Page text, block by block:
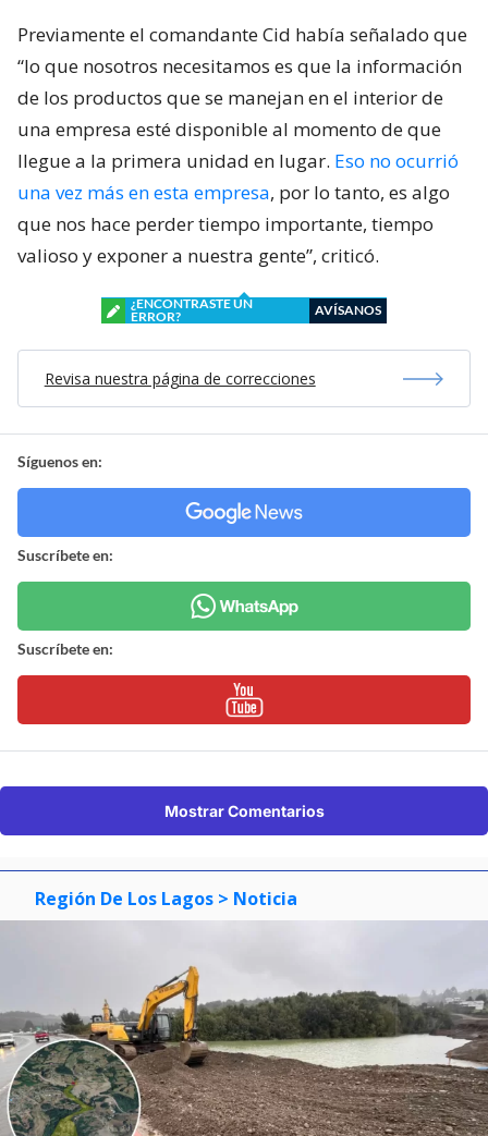
Previamente el comandante Cid había señalado que
“lo que nosotros necesitamos es que la información
de los productos que se manejan en el interior de
una empresa esté disponible al momento de que
llegue a la primera unidad en lugar. Eso no ocurrió
una vez más en esta empresa, por lo tanto, es algo
que nos hace perder tiempo importante, tiempo
valioso y exponer a nuestra gente”, criticó.
¿ENCONTRASTE UN
ERROR?
AVÍSANOS
Revisa nuestra página de correcciones
Síguenos en:
Suscríbete en:
Suscríbete en:
Mostrar Comentarios
Región De Los Lagos > Noticia